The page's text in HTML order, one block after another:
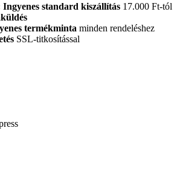
standard kiszállítás 17.000 Ft-tól
termékminta minden rendeléshez
SSL-titkosítással